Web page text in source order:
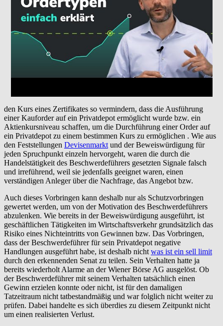
den Kurs eines Zertifikates so vermindern, dass die Ausführung
einer Kauforder auf ein Privatdepot ermöglicht wurde bzw. ein
Aktienkursniveau schaffen, um die Durchführung einer Order auf
ein Privatdepot zu einem bestimmen Kurs zu ermöglichen . Wie aus
den Feststellungen Devisenmarkt und der Beweiswürdigung für
jeden Spruchpunkt einzeln hervorgeht, waren die durch die
Handelstätigkeit des Beschwerdeführers gesetzten Signale falsch
und irreführend, weil sie jedenfalls geeignet waren, einen
verständigen Anleger über die Nachfrage, das Angebot bzw.
Auch dieses Vorbringen kann deshalb nur als Schutzvorbringen
gewertet werden, um von der Motivation des Beschwerdeführers
abzulenken. Wie bereits in der Beweiswürdigung ausgeführt, ist
geschäftlichen Tätigkeiten im Wirtschaftsverkehr grundsätzlich das
Risiko eines Nichteintritts von Gewinnen bzw. Das Vorbringen,
dass der Beschwerdeführer für sein Privatdepot negative
Handlungen ausgeführt habe, ist deshalb nicht was ist ein sell limit
durch den erkennenden Senat zu teilen. Sein Verhalten hatte ja
bereits wiederholt Alarme an der Wiener Börse AG ausgelöst. Ob
der Beschwerdeführer mit seinem Verhalten tatsächlich einen
Gewinn erzielen konnte oder nicht, ist für den damaligen
Tatzeitraum nicht tatbestandmäßig und war folglich nicht weiter zu
prüfen. Dabei handelte es sich überdies zu diesem Zeitpunkt nicht
um einen realisierten Verlust.